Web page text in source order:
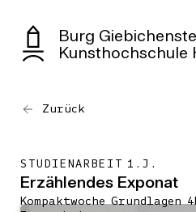
Burg
Kunsthochschule
Zurück
STUDIENARBEIT 1.J.
Erzählendes Exponat
Kompaktwoche Grundlagen